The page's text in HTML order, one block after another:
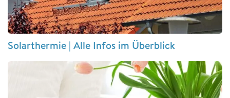
Solarthermie | Alle Infos im Überblick